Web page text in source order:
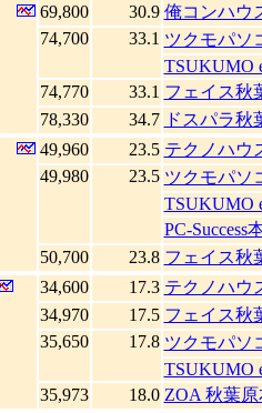
69,800 30.9 俺コンハウ
74,700
33.1 ツクモパソ
TSUKUMO
74,770
33.1 フェイス秋
78,330
34.7 ドスパラ秋
49,960 23.5 テクノハウ
49,980
23.5 ツクモパソ
TSUKUMO
PC-Success
50,700
23.8 フェイス秋
34,600 17.3 テクノハウ
34,970
17.5 フェイス秋
35,650
17.8 ツクモパソ
TSUKUMO
35,973
18.0 ZOA 秋葉